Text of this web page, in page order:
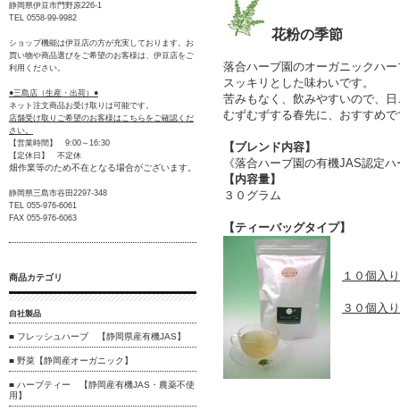
花粉の季節
落合ハーブ園のオーガニックハ
スッキリとした味わいです。
苦みもなく、飲みやすいので、
むずむずする春先に、おすすめで
【ブレンド内容】
《落合ハーブ園の有機JAS認定
【内容量】
３０グラム
【ティーバッグタイプ】
１０個入
３０個入
静岡県伊豆市門野原226-1
TEL 0558-99-9982
ショップ機能は伊豆店の方が充実しております。お
買い物や商品選びをご希望のお客様は、伊豆店をご
利用ください。
●三島店（生産・出荷）●
ネット注文商品お受け取りは可能です。
店舗受け取りご希望のお客様はこちらをご確認くだ
さい。
【営業時間】 9:00～16:30
【定休日】 不定休
畑作業等のため不在となる場合がございます。
静岡県三島市谷田2297-348
TEL 055-976-6061
FAX 055-976-6063
商品カテゴリ
自社製品
■ フレッシュハーブ 【静岡県産有機JAS】
■ 野菜【静岡産オーガニック】
■ ハーブティー 【静岡産有機JAS・農薬不使
用】